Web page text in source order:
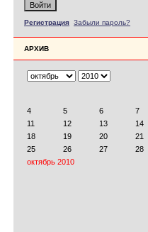
Регистрация Забыли пароль?
АРХИВ